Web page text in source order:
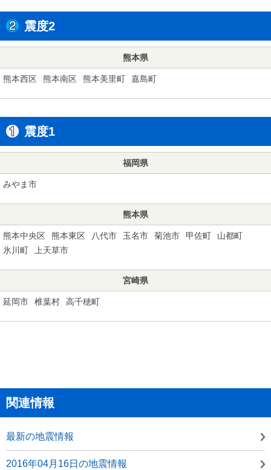
震度2
熊本県
熊本西区 熊本南区 熊本美里町 嘉島町
震度1
福岡県
みやま市
熊本県
熊本中央区 熊本東区 八代市 玉名市 菊池市 甲佐町
山都町
氷川町
上天草市
宮崎県
延岡市 椎葉村 高千穂町
関連情報
最新の地震情報
2016年04月16日の地震情報